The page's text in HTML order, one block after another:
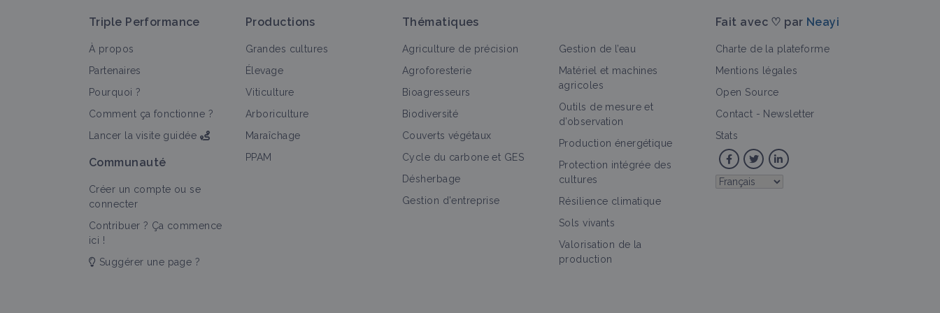
Tout Culture et production Portail thématique Fiche technique
>
Culture et production
Triple Performance
À propos
Partenaires
Pourquoi ?
Comment ça fonctionne ?
Lancer la visite guidée
Communauté
Créer un compte ou se
connecter
Contribuer ? Ça commence
ici !
Suggérer une page ?
Productions
Grandes cultures
Élevage
Viticulture
Arboriculture
Maraîchage
PPAM
Thématiques
Agriculture de précision
Agroforesterie
Bioagresseurs
Biodiversité
Couverts végétaux
Cycle du carbone et GES
Désherbage
Gestion d'entreprise
Gestion de l’eau
Matériel et machines
agricoles
Outils de mesure et
d’observation
Production énergétique
Protection intégrée des
cultures
Résilience climatique
Sols vivants
Valorisation de la
production
Fait avec ♡ par Neayi
Charte de la plateforme
Mentions légales
Open Source
Contact - Newsletter
Stats